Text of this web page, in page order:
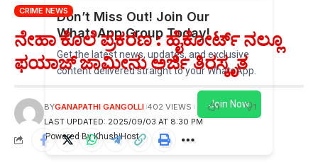
CRIME NEWS
ನೇಹಾ ಕೊಲೆ ಪ್ರಕರಣ : ಹೈಕೋರ್ಟ್ ನಲ್ಲೂ
ಫಯಾಜ್ ಜಾಮೀನು ಅರ್ಜಿ ತಿರಸ್ಕೃತ
LAST UPDATED: 2025/09/03 AT 8:30 PM
BYGANAPATHI GANGOLLI 402 VIEWS 1 1
Don’t Miss Out! Join Our
WhatsApp Group Today!
Get the latest news, updates, and exclusive
content delivered straight to your WhatsApp.
Join Now
Powered By KhushiHost